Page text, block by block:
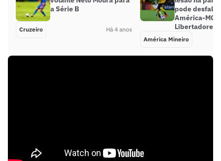
a Série B
Cruzeiro Há 4 anos
pode
América-MG
Libertadores
América Mineiro